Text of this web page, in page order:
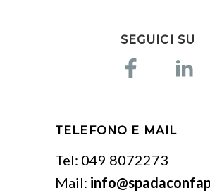
TELEFONO E MAIL
Tel: 049 8072273
Mail:
SEGUICI SU